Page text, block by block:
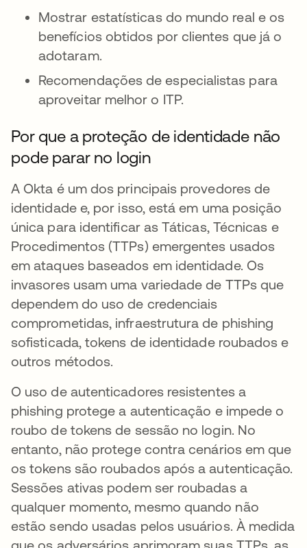
Mostrar estatísticas do mundo real e os
benefícios obtidos por clientes que já o
adotaram.
Recomendações de especialistas para
aproveitar melhor o ITP.
Por que a proteção de identidade não
pode parar no login
A Okta é um dos principais provedores de
identidade e, por isso, está em uma posição
única para identificar as Táticas, Técnicas e
Procedimentos (TTPs) emergentes usados
em ataques baseados em identidade. Os
invasores usam uma variedade de TTPs que
dependem do uso de credenciais
comprometidas, infraestrutura de phishing
sofisticada, tokens de identidade roubados e
outros métodos.
O uso de autenticadores resistentes a
phishing protege a autenticação e impede o
roubo de tokens de sessão no login. No
entanto, não protege contra cenários em que
os tokens são roubados após a autenticação.
Sessões ativas podem ser roubadas a
qualquer momento, mesmo quando não
estão sendo usadas pelos usuários. À medida